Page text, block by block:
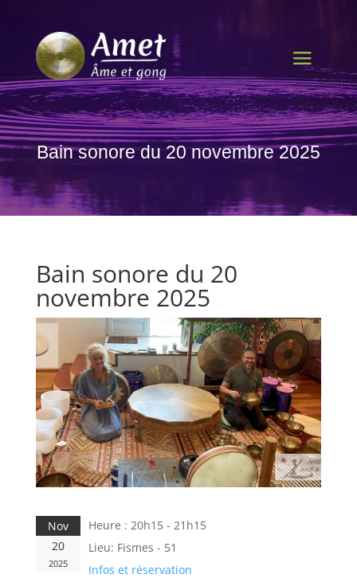
Bain sonore du 20 novembre 2025
Bain sonore du 20
novembre 2025
Nov
20
2025
Heure : 20h15 - 21h15
Lieu: Fismes - 51
Infos et réservation